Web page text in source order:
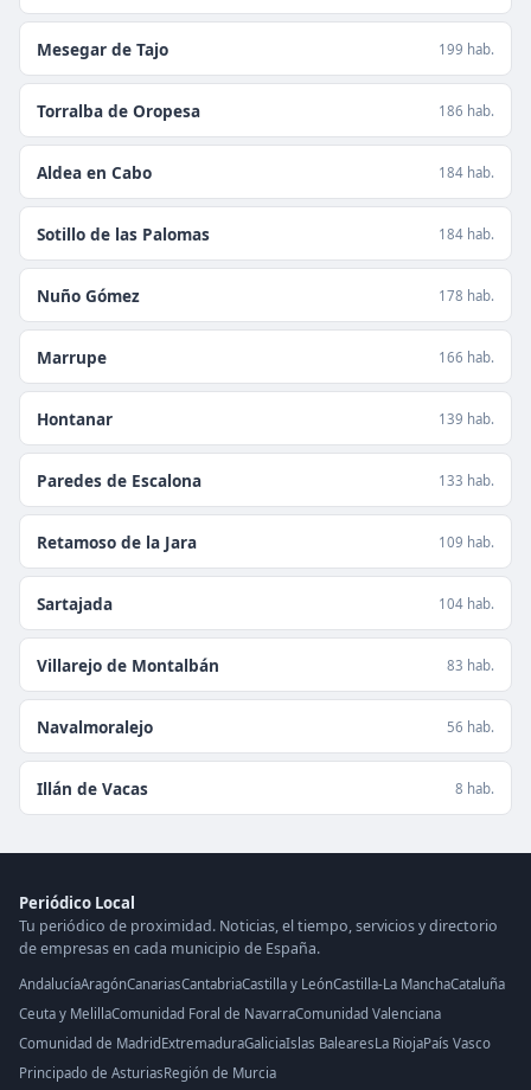
Mesegar de Tajo 199 hab.
Torralba de Oropesa 186 hab.
Aldea en Cabo 184 hab.
Sotillo de las Palomas 184 hab.
Nuño Gómez 178 hab.
Marrupe 166 hab.
Hontanar 139 hab.
Paredes de Escalona 133 hab.
Retamoso de la Jara 109 hab.
Sartajada 104 hab.
Villarejo de Montalbán 83 hab.
Navalmoralejo 56 hab.
Illán de Vacas 8 hab.
Periódico Local
Tu periódico de proximidad. Noticias, el tiempo, servicios y directorio
de empresas en cada municipio de España.
AndalucíaAragónCanariasCantabriaCastilla y LeónCastilla-La ManchaCataluña
Ceuta y MelillaComunidad Foral de NavarraComunidad Valenciana
Comunidad de MadridExtremaduraGaliciaIslas BalearesLa RiojaPaís Vasco
Principado de AsturiasRegión de Murcia